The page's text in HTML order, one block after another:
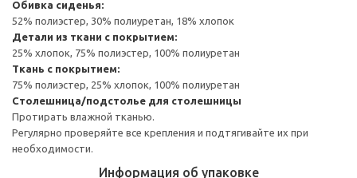
Обивка сиденья:
52% полиэстер, 30% полиуретан, 18% хлопок
Детали из ткани с покрытием:
25% хлопок, 75% полиэстер, 100% полиуретан
Ткань с покрытием:
75% полиэстер, 25% хлопок, 100% полиуретан
Столешница/подстолье для столешницы
Протирать влажной тканью.
Регулярно проверяйте все крепления и подтягивайте их при
необходимости.
Информация об упаковке